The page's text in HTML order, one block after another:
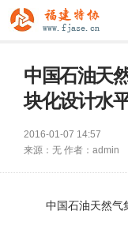
中国石油天
块化设计水
2016-01-07 14:57
来源： 无 作者： admin
中国石油天然气